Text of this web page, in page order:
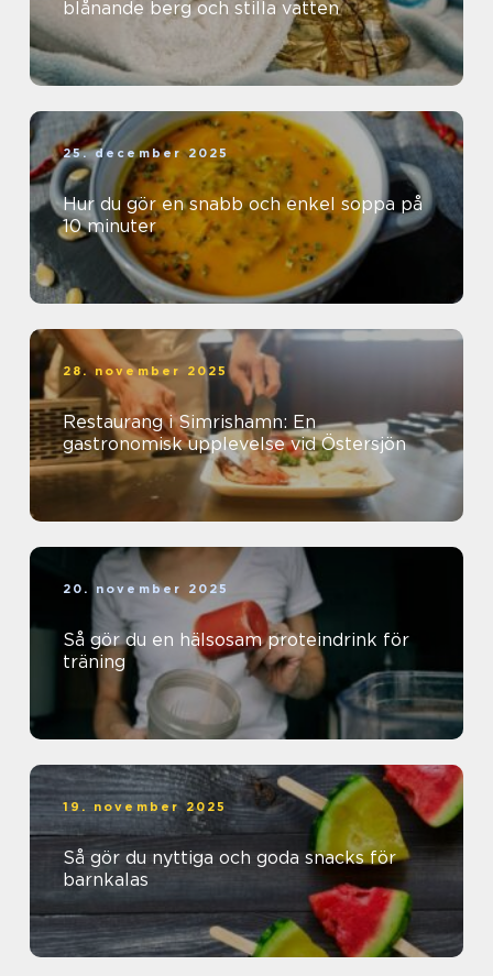
blånande berg och stilla vatten
25. december 2025
Hur du gör en snabb och enkel soppa på
10 minuter
28. november 2025
Restaurang i Simrishamn: En
gastronomisk upplevelse vid Östersjön
20. november 2025
Så gör du en hälsosam proteindrink för
träning
19. november 2025
Så gör du nyttiga och goda snacks för
barnkalas